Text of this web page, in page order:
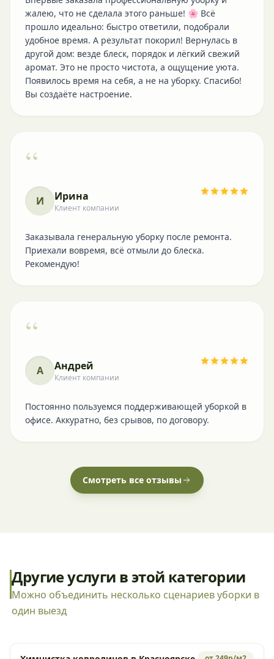
жалею, что не сделала этого раньше! 🌸 Всё
прошло идеально: быстро ответили, подобрали
удобное время. А результат покорил! Вернулась в
другой дом: везде блеск, порядок и лёгкий свежий
аромат. Это не просто чистота, а ощущение уюта.
Появилось время на себя, а не на уборку. Спасибо!
Вы создаёте настроение.
“
И Ирина
Клиент компании
Заказывала генеральную уборку после ремонта.
Приехали вовремя, всё отмыли до блеска.
Рекомендую!
“
А Андрей
Клиент компании
Постоянно пользуемся поддерживающей уборкой в
офисе. Аккуратно, без срывов, по договору.
Смотреть все отзывы
Другие услуги в этой категории
Можно объединить несколько сценариев уборки в
один выезд